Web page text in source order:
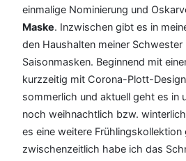
einmalige Nominierung und
Maske. Inzwischen gibt es in
den Haushalten meiner
Saisonmasken. Beginnend mit
kurzzeitig mit Corona-Plott-
sommerlich und aktuell geht es in
noch weihnachtlich bzw.
es eine weitere Frühlingskollektion
zwischenzeitlich habe ich das